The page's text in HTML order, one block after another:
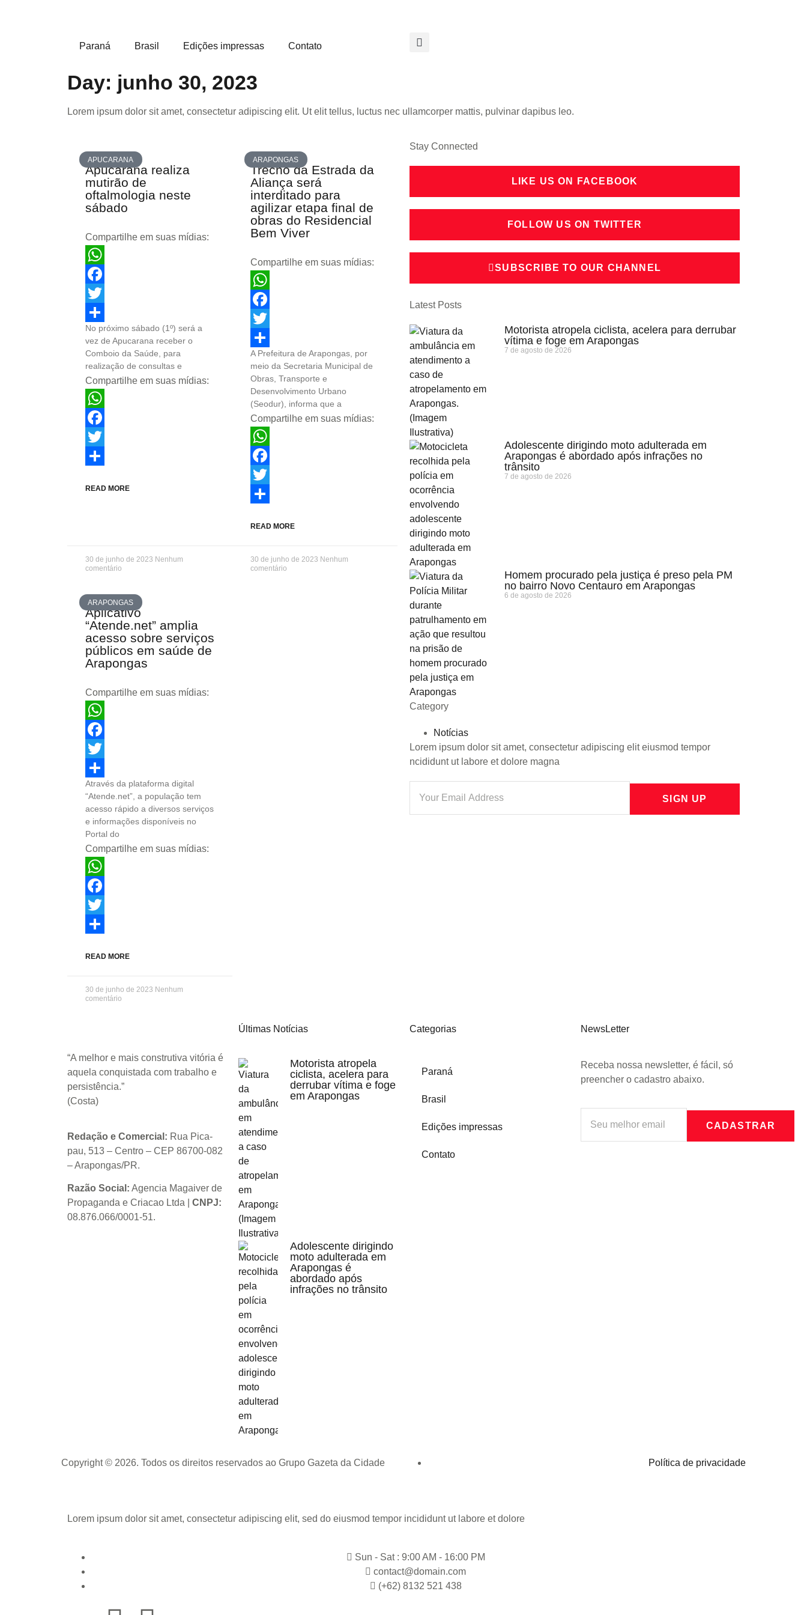
Paraná Brasil Edições impressas Contato
Day: junho 30, 2023
Lorem ipsum dolor sit amet, consectetur adipiscing elit. Ut elit tellus, luctus nec ullamcorper mattis, pulvinar dapibus leo.
APUCARANA
Apucarana realiza
mutirão de
oftalmologia neste
sábado
Compartilhe em suas mídias:
WhatsApp
Facebook
Twitter
Share
No próximo sábado (1º) será a
vez de Apucarana receber o
Comboio da Saúde, para
realização de consultas e
Compartilhe em suas mídias:
WhatsApp
Facebook
Twitter
READ MORE
30 de junho de 2023 Nenhum
comentário
ARAPONGAS
Trecho da Estrada da
Aliança será
interditado para
agilizar etapa final de
obras do Residencial
Bem Viver
Compartilhe em suas mídias:
WhatsApp
Facebook
Twitter
Share
A Prefeitura de Arapongas, por
meio da Secretaria Municipal de
Obras, Transporte e
Desenvolvimento Urbano
(Seodur), informa que a
Compartilhe em suas mídias:
WhatsApp
Facebook
Twitter
READ MORE
30 de junho de 2023 Nenhum
comentário
ARAPONGAS
Aplicativo
“Atende.net” amplia
acesso sobre serviços
públicos em saúde de
Arapongas
Compartilhe em suas mídias:
WhatsApp
Facebook
Twitter
Share
Através da plataforma digital
“Atende.net”, a população tem
acesso rápido a diversos serviços
e informações disponíveis no
Portal do
Compartilhe em suas mídias:
WhatsApp
Facebook
Twitter
READ MORE
30 de junho de 2023 Nenhum
comentário
Stay Connected
LIKE US ON FACEBOOK
FOLLOW US ON TWITTER
SUBSCRIBE TO OUR CHANNEL
Latest Posts
Motorista atropela ciclista, acelera para derrubar
vítima e foge em Arapongas
7 de agosto de 2026
Adolescente dirigindo moto adulterada em
Arapongas é abordado após infrações no
trânsito
7 de agosto de 2026
Homem procurado pela justiça é preso pela PM
no bairro Novo Centauro em Arapongas
6 de agosto de 2026
Category
Notícias
Lorem ipsum dolor sit amet, consectetur adipiscing elit eiusmod tempor
ncididunt ut labore et dolore magna
SIGN UP
“A melhor e mais construtiva vitória é
aquela conquistada com trabalho e
persistência.”
(Costa)
Redação e Comercial: Rua Pica-
pau, 513 – Centro – CEP 86700-082
– Arapongas/PR.
Razão Social: Agencia Magaiver de
Propaganda e Criacao Ltda
CNPJ:
08.876.066/0001-51.
Últimas Notícias
Motorista atropela
ciclista, acelera para
derrubar vítima e foge
em Arapongas
Adolescente dirigindo
moto adulterada em
Arapongas é
abordado após
infrações no trânsito
Categorias
Paraná
Brasil
Edições impressas
Contato
NewsLetter
Receba nossa newsletter, é fácil, só
preencher o cadastro abaixo.
CADASTRAR
Copyright © 2026. Todos os direitos reservados ao Grupo Gazeta da Cidade Política de privacidade
Lorem ipsum dolor sit amet, consectetur adipiscing elit, sed do eiusmod tempor incididunt ut labore et dolore
Sun - Sat : 9:00 AM - 16:00 PM
contact@domain.com
(+62) 8132 521 438